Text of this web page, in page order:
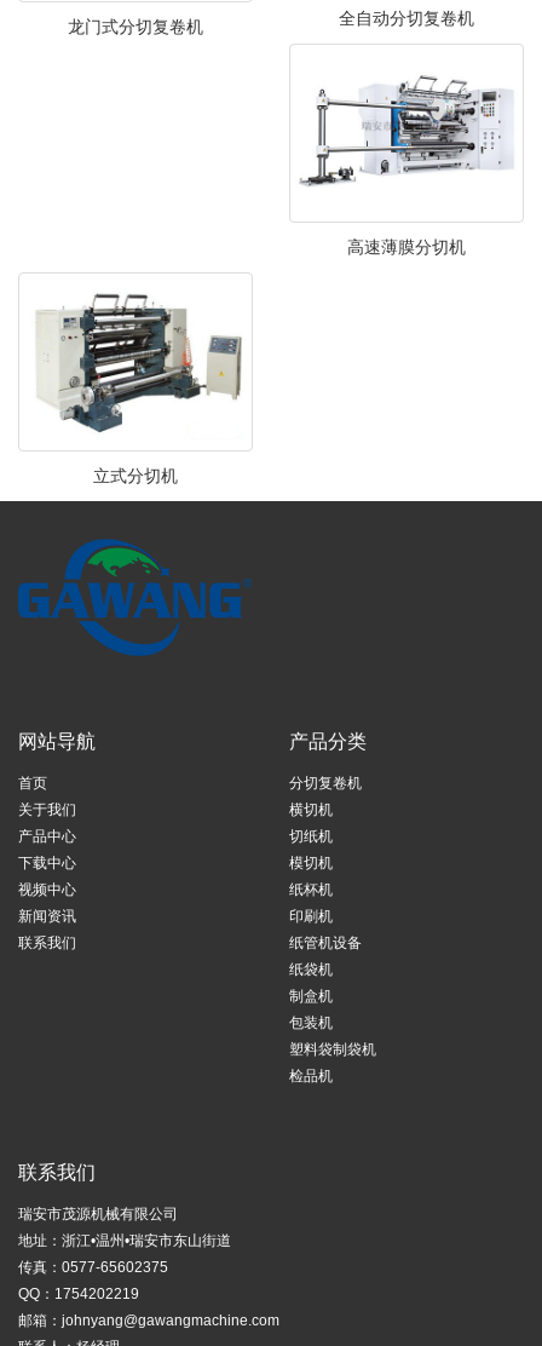
龙门式分切复卷机 全自动分切复卷机
高速薄膜分切机
立式分切机
网站导航
首页
关于我们
产品中心
下载中心
视频中心
新闻资讯
联系我们
产品分类
分切复卷机
横切机
切纸机
模切机
纸杯机
印刷机
纸管机设备
纸袋机
制盒机
包装机
塑料袋制袋机
检品机
联系我们
瑞安市茂源机械有限公司
地址：浙江•温州•瑞安市东山街道
传真：0577-65602375
QQ：1754202219
邮箱： johnyang@gawangmachine.com